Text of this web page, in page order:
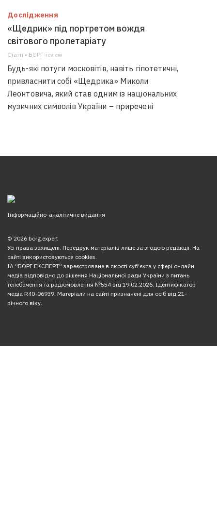
Дослідження
«Щедрик» під портретом вождя
світового пролетаріату
Статті • БОРГ-review
Будь-які потуги московітів, навіть гіпотетичні,
привласнити собі «Щедрика» Миколи
Леонтовича, який став одним із національних
музичних символів України – приречені
Інформаційно-аналітичне видання
© 2026 borg.expert
Усі права захищені. Передрук матеріалів лише за згодою редакції. На
сайті використовуються cookies.
ІА “БОРГ.ЕКСПЕРТ” зареєстроване в якості суб’єкта у сфері онлайн
медіа відповідно до рішення Національної ради України з питань
телебачення та радіомовлення №554 від 19.02.2026. Ідентифікатор
медіа R40-06939. Матеріали на сайті призначені для осіб від 21-
річного віку.